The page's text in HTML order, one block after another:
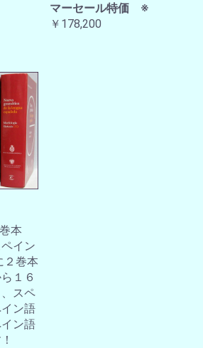
マーセール特価 ※
￥178,200
本
イン
２巻本
１６
スペ
ン語
ン語